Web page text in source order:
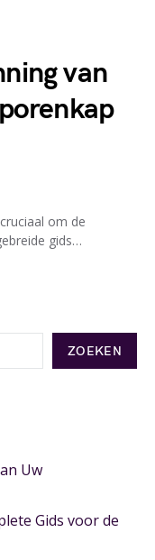
van
om de
gids…
ZOEKEN
Uw
Gids voor de